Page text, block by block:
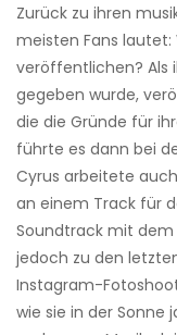
Zurück zu ihren
meisten Fans lautet:
veröffentlichen? Als
gegeben wurde,
die die Gründe für
führte es dann bei
Cyrus arbeitete
an einem Track für
Soundtrack mit dem
jedoch zu den
Instagram-
wie sie in der Sonne